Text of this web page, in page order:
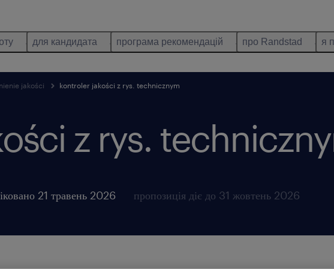
для кандидата програма рекомендацій про Randstad я
jakości kontroler jakości z rys. technicznym
z rys.
21 травень 2026 пропозиція діє до 31 жовтень 2026